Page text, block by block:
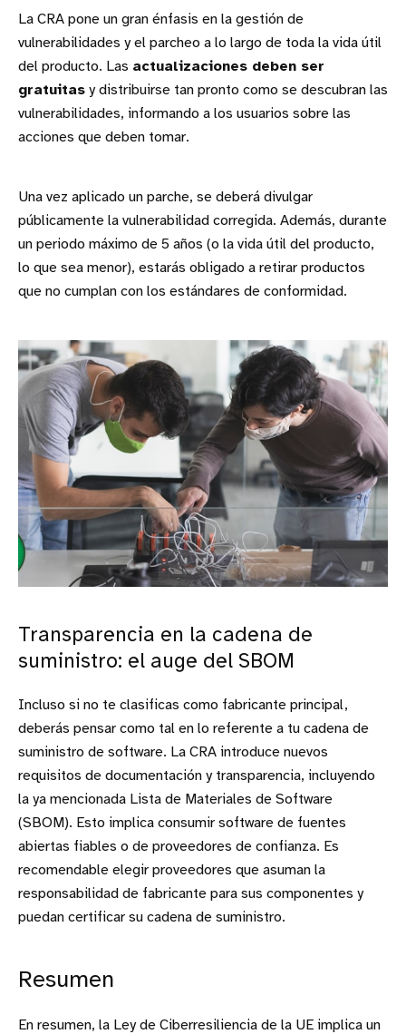
La CRA pone un gran énfasis en la gestión de
vulnerabilidades y el parcheo a lo largo de toda la vida útil
del producto. Las actualizaciones deben ser
gratuitas y distribuirse tan pronto como se descubran las
vulnerabilidades, informando a los usuarios sobre las
acciones que deben tomar.
Una vez aplicado un parche, se deberá divulgar
públicamente la vulnerabilidad corregida. Además, durante
un periodo máximo de 5 años (o la vida útil del producto,
lo que sea menor), estarás obligado a retirar productos
que no cumplan con los estándares de conformidad.
Transparencia en la cadena de
suministro: el auge del SBOM
Incluso si no te clasificas como fabricante principal,
deberás pensar como tal en lo referente a tu cadena de
suministro de software. La CRA introduce nuevos
requisitos de documentación y transparencia, incluyendo
la ya mencionada Lista de Materiales de Software
(SBOM). Esto implica consumir software de fuentes
abiertas fiables o de proveedores de confianza. Es
recomendable elegir proveedores que asuman la
responsabilidad de fabricante para sus componentes y
puedan certificar su cadena de suministro.
Resumen
En resumen, la Ley de Ciberresiliencia de la UE implica un